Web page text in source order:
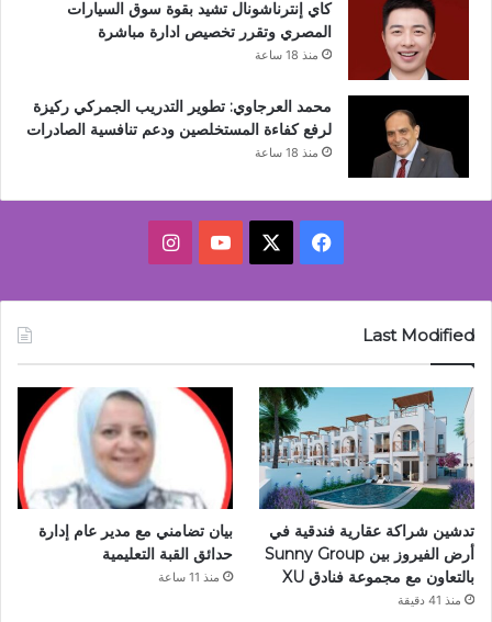
كاي إنترناشونال تشيد بقوة سوق السيارات
المصري وتقرر تخصيص ادارة مباشرة
منذ 18 ساعة
محمد العرجاوي: تطوير التدريب الجمركي ركيزة
لرفع كفاءة المستخلصين ودعم تنافسية الصادرات
منذ 18 ساعة
فيسبوك ‫YouTubeانستقرام
Last Modified
تدشين شراكة عقارية فندقية في
أرض الفيروز بين Sunny Group
بالتعاون مع مجموعة فنادق XU
منذ 41 دقيقة
بيان تضامني مع مدير عام إدارة
حدائق القبة التعليمية
منذ 11 ساعة